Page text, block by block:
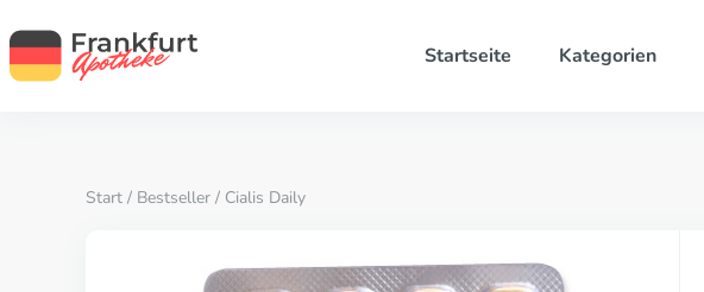
Startseite Kategorien
Start / Bestseller / Cialis Daily